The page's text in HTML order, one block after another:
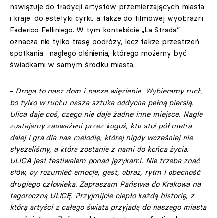
nawiązuje do tradycji artystów przemierzających miasta
i kraje, do estetyki cyrku a także do filmowej wyobraźni
Federico Felliniego. W tym kontekście „La Strada”
oznacza nie tylko trasę podróży, lecz także przestrzeń
spotkania i nagłego olśnienia, którego możemy być
świadkami w samym środku miasta.
- Droga to nasz dom i nasze więzienie. Wybieramy ruch,
bo tylko w ruchu nasza sztuka oddycha pełną piersią.
Ulica daje coś, czego nie daje żadne inne miejsce. Nagle
zostajemy zauważeni przez kogoś, kto stoi pół metra
dalej i gra dla nas melodię, której nigdy wcześniej nie
słyszeliśmy, a która zostanie z nami do końca życia.
ULICA jest festiwalem ponad językami. Nie trzeba znać
słów, by rozumieć emocje, gest, obraz, rytm i obecność
drugiego człowieka. Zapraszam Państwa do Krakowa na
tegoroczną ULICĘ. Przyjmijcie ciepło każdą historię, z
którą artyści z całego świata przyjadą do naszego miasta